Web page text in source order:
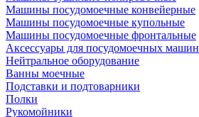
Машины посудомоечные конвейерные
Машины посудомоечные купольные
Машины посудомоечные фронтальные
Аксессуары для посудомоечных машин
Нейтральное оборудование
Ванны моечные
Подставки и подтоварники
Полки
Рукомойники